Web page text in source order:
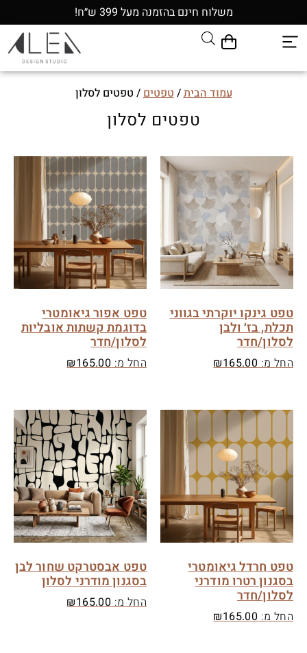
משלוח חינם בהזמנה מעל 399 ש״ח!
עמוד הבית/טפטים/ טפטים לסלון
טפטים לסלון
טפט גינקו יוקרתי בגווני
תכלת, בז׳ ולבן
לסלון/חדר
החל מ: ₪165.00
טפט אפור גיאומטרי
בדוגמת קשתות אובליות
לסלון/חדר
החל מ: ₪165.00
טפט חרדל גיאומטרי
בסגנון רטרו מודרני
לסלון/חדר
החל מ: ₪165.00
טפט אבסטרקט שחור לבן
בסגנון מודרני לסלון
החל מ: ₪165.00